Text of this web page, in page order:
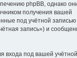
phpBB, однако
получения вашей
под учётной записью
запись») и
входа под вашей учётной